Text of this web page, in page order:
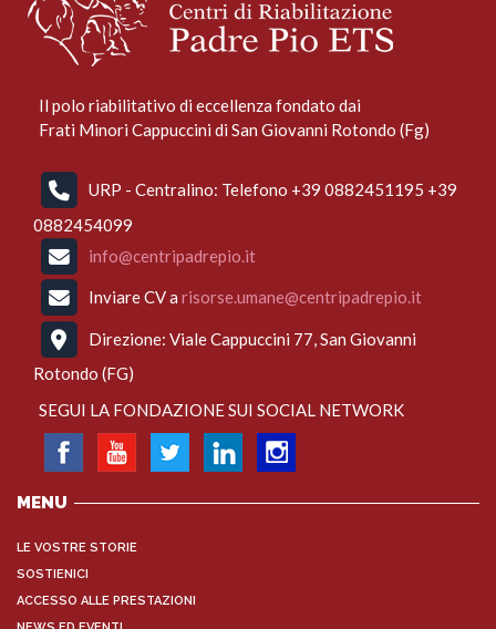
Il polo riabilitativo di eccellenza fondato dai
Frati Minori Cappuccini di San Giovanni Rotondo (Fg)
URP - Centralino: Telefono +39 0882451195 +39
0882454099
info@centripadrepio.it
Inviare CV a risorse.umane@centripadrepio.it
Direzione: Viale Cappuccini 77, San Giovanni
Rotondo (FG)
SEGUI LA FONDAZIONE SUI SOCIAL NETWORK
MENU
LE VOSTRE STORIE
SOSTIENICI
ACCESSO ALLE PRESTAZIONI